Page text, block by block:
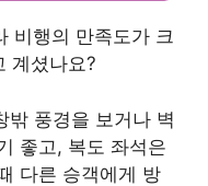
비행의 만족도가 크
계셨나요?
풍경을 보거나 벽
좋고, 복도 좌석은
다른 승객에게 방